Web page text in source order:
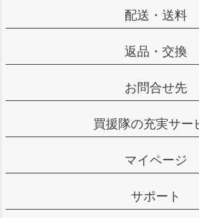
配送・送料
返品・交換
お問合せ先
買援隊の充実サー
マイページ
サポート